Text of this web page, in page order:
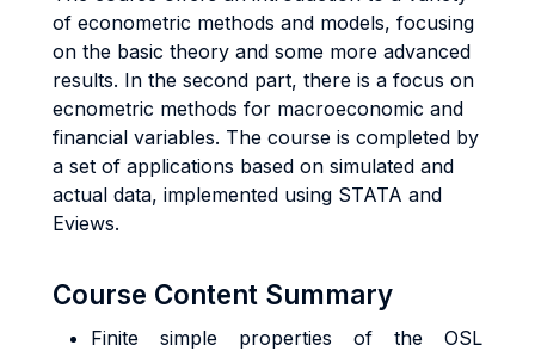
of econometric methods and models, focusing
on the basic theory and some more advanced
results. In the second part, there is a focus on
ecnometric methods for macroeconomic and
financial variables. The course is completed by
a set of applications based on simulated and
actual data, implemented using STATA and
Eviews.
Course Content Summary
Finite simple properties of the OSL